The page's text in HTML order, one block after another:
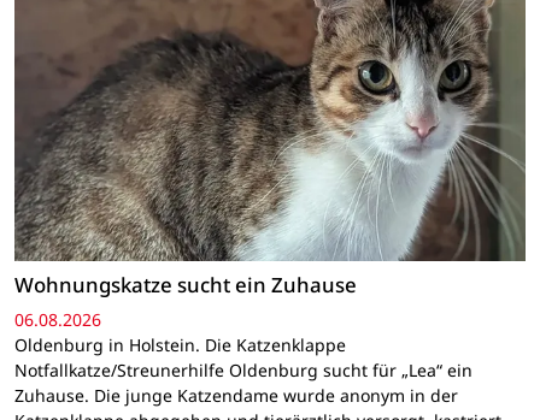
Wohnungskatze sucht ein Zuhause
06.08.2026
Oldenburg in Holstein. Die Katzenklappe
Notfallkatze/Streunerhilfe Oldenburg sucht für „Lea“ ein
Zuhause. Die junge Katzendame wurde anonym in der